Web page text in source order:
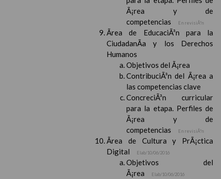
Ã¡rea y de
competencias
En revisiÃ³n
Ãrea de EducaciÃ³n para la
CiudadanÃ­a y los Derechos
Humanos
Objetivos del Ã¡rea
ContribuciÃ³n del Ã¡rea a
las competencias clave
ConcreciÃ³n curricular
para la etapa. Perfiles de
Ã¡rea y de
competencias
En revisiÃ³n
Ãrea de Cultura y PrÃ¡ctica
Digital
Elab/10/06/2016
Objetivos del
Ã¡rea
Elab/10/06/2016